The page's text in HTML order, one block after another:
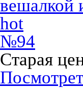
вешалкой
hot
№94
Старая